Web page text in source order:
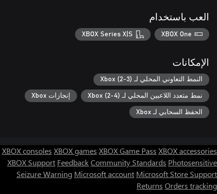
العب باستخدام
XBOX One
XBOX Series X|S
الإمكانات
النمط التعاوني المحلي لـ Xbox (2-3)
نمط متعدد اللاعبين المحلي لـ Xbox (2-4) إنجازات Xbox
الحفظ السحابي لـ Xbox
XBOX consoles XBOX games XBOX Game Pass XBOX accessories
XBOX Support FeedbackCommunity Standards Photosensitive
Seizure Warning Microsoft account Microsoft Store Support
Returns Orders tracking